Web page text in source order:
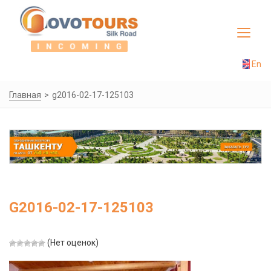
Toggle
En
Главная g2016-02-17-125103
G2016-02-17-125103
(Нет оценок)